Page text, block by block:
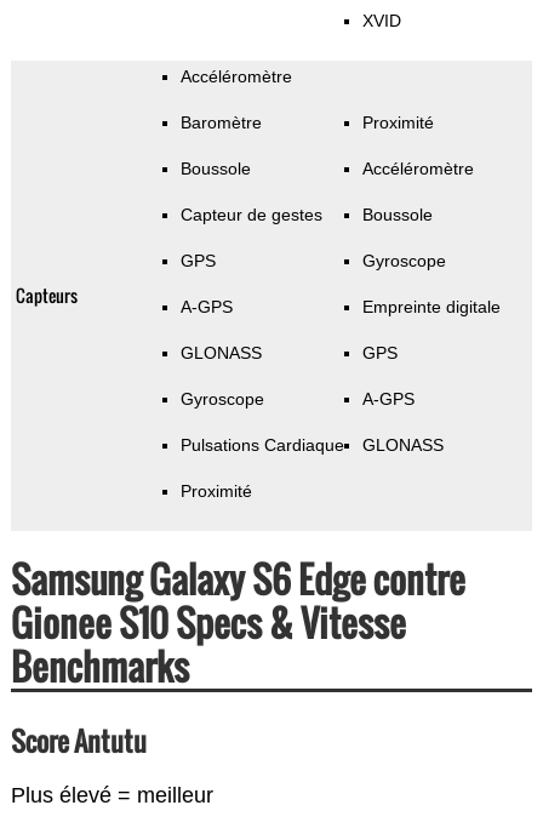
XVID
Capteurs
Accéléromètre
Baromètre
Boussole
Capteur de gestes
GPS
A-GPS
GLONASS
Gyroscope
Pulsations Cardiaque
Proximité
Proximité
Accéléromètre
Boussole
Gyroscope
Empreinte digitale
GPS
A-GPS
GLONASS
Samsung Galaxy S6 Edge contre
Gionee S10 Specs & Vitesse
Benchmarks
Score Antutu
Plus élevé = meilleur